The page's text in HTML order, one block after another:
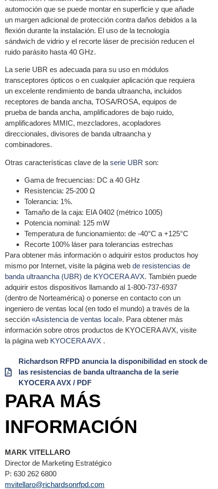
automoción que se puede montar en superficie y que añade
un margen adicional de protección contra daños debidos a la
flexión durante la instalación. El uso de la tecnología
sándwich de vidrio y el recorte láser de precisión reducen el
ruido parásito hasta 40 GHz.
La serie UBR es adecuada para su uso en módulos
transceptores ópticos o en cualquier aplicación que requiera
un excelente rendimiento de banda ultraancha, incluidos
receptores de banda ancha, TOSA/ROSA, equipos de
prueba de banda ancha, amplificadores de bajo ruido,
amplificadores MMIC, mezcladores, acopladores
direccionales, divisores de banda ultraancha y
combinadores.
Otras características clave de la serie UBR son:
Gama de frecuencias: DC a 40 GHz
Resistencia: 25-200 Ω
Tolerancia: 1%.
Tamaño de la caja: EIA 0402 (métrico 1005)
Potencia nominal: 125 mW
Temperatura de funcionamiento: de -40°C a +125°C
Recorte 100% láser para tolerancias estrechas
Para obtener más información o adquirir estos productos hoy
mismo por Internet, visite la página web de resistencias de
banda ultraancha (UBR) de KYOCERA AVX. También puede
adquirir estos dispositivos llamando al 1-800-737-6937
(dentro de Norteamérica) o ponerse en contacto con un
ingeniero de ventas local (en todo el mundo) a través de la
sección «Asistencia de ventas local». Para obtener más
información sobre otros productos de KYOCERA AVX, visite
la página web KYOCERA AVX .
Richardson RFPD anuncia la disponibilidad en stock de
las resistencias de banda ultraancha de la serie
KYOCERA AVX / PDF
PARA MÁS
INFORMACIÓN
MARK VITELLARO
Director de Marketing Estratégico
P: 630 262 6800
mvitellaro@richardsonrfpd.com